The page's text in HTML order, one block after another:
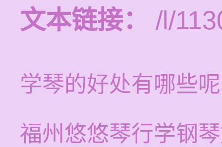
文本链接：
/l/
学琴的好处有哪些呢
福州悠悠琴行学钢